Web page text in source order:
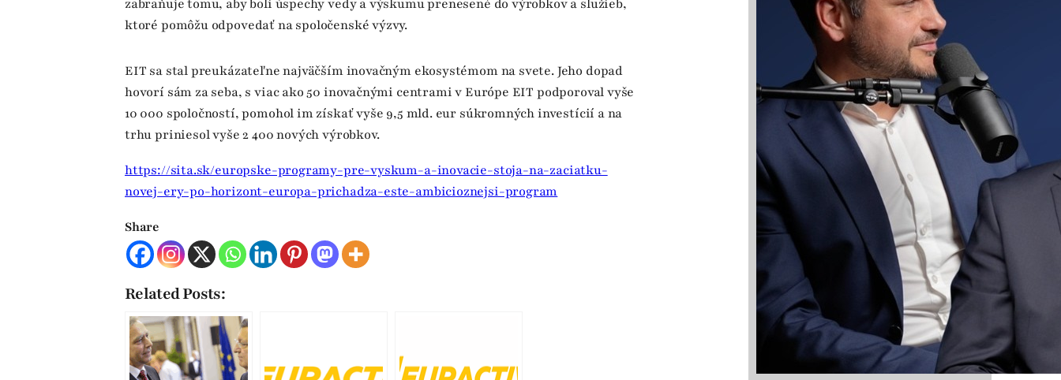
zabraňuje tomu, aby boli úspechy vedy a výskumu prenesené do výrobkov a služieb,
ktoré pomôžu odpovedať na spoločenské výzvy.
EIT sa stal preukázateľne najväčším inovačným ekosystémom na svete. Jeho dopad
hovorí sám za seba, s viac ako 50 inovačnými centrami v Európe EIT podporoval vyše
10 000 spoločností, pomohol im získať vyše 9,5 mld. eur súkromných investícií a na
trhu priniesol vyše 2 400 nových výrobkov.
https://sita.sk/europske-programy-pre-vyskum-a-inovacie-stoja-na-zaciatku-
novej-ery-po-horizont-europa-prichadza-este-ambicioznejsi-program
Share
Related Posts: